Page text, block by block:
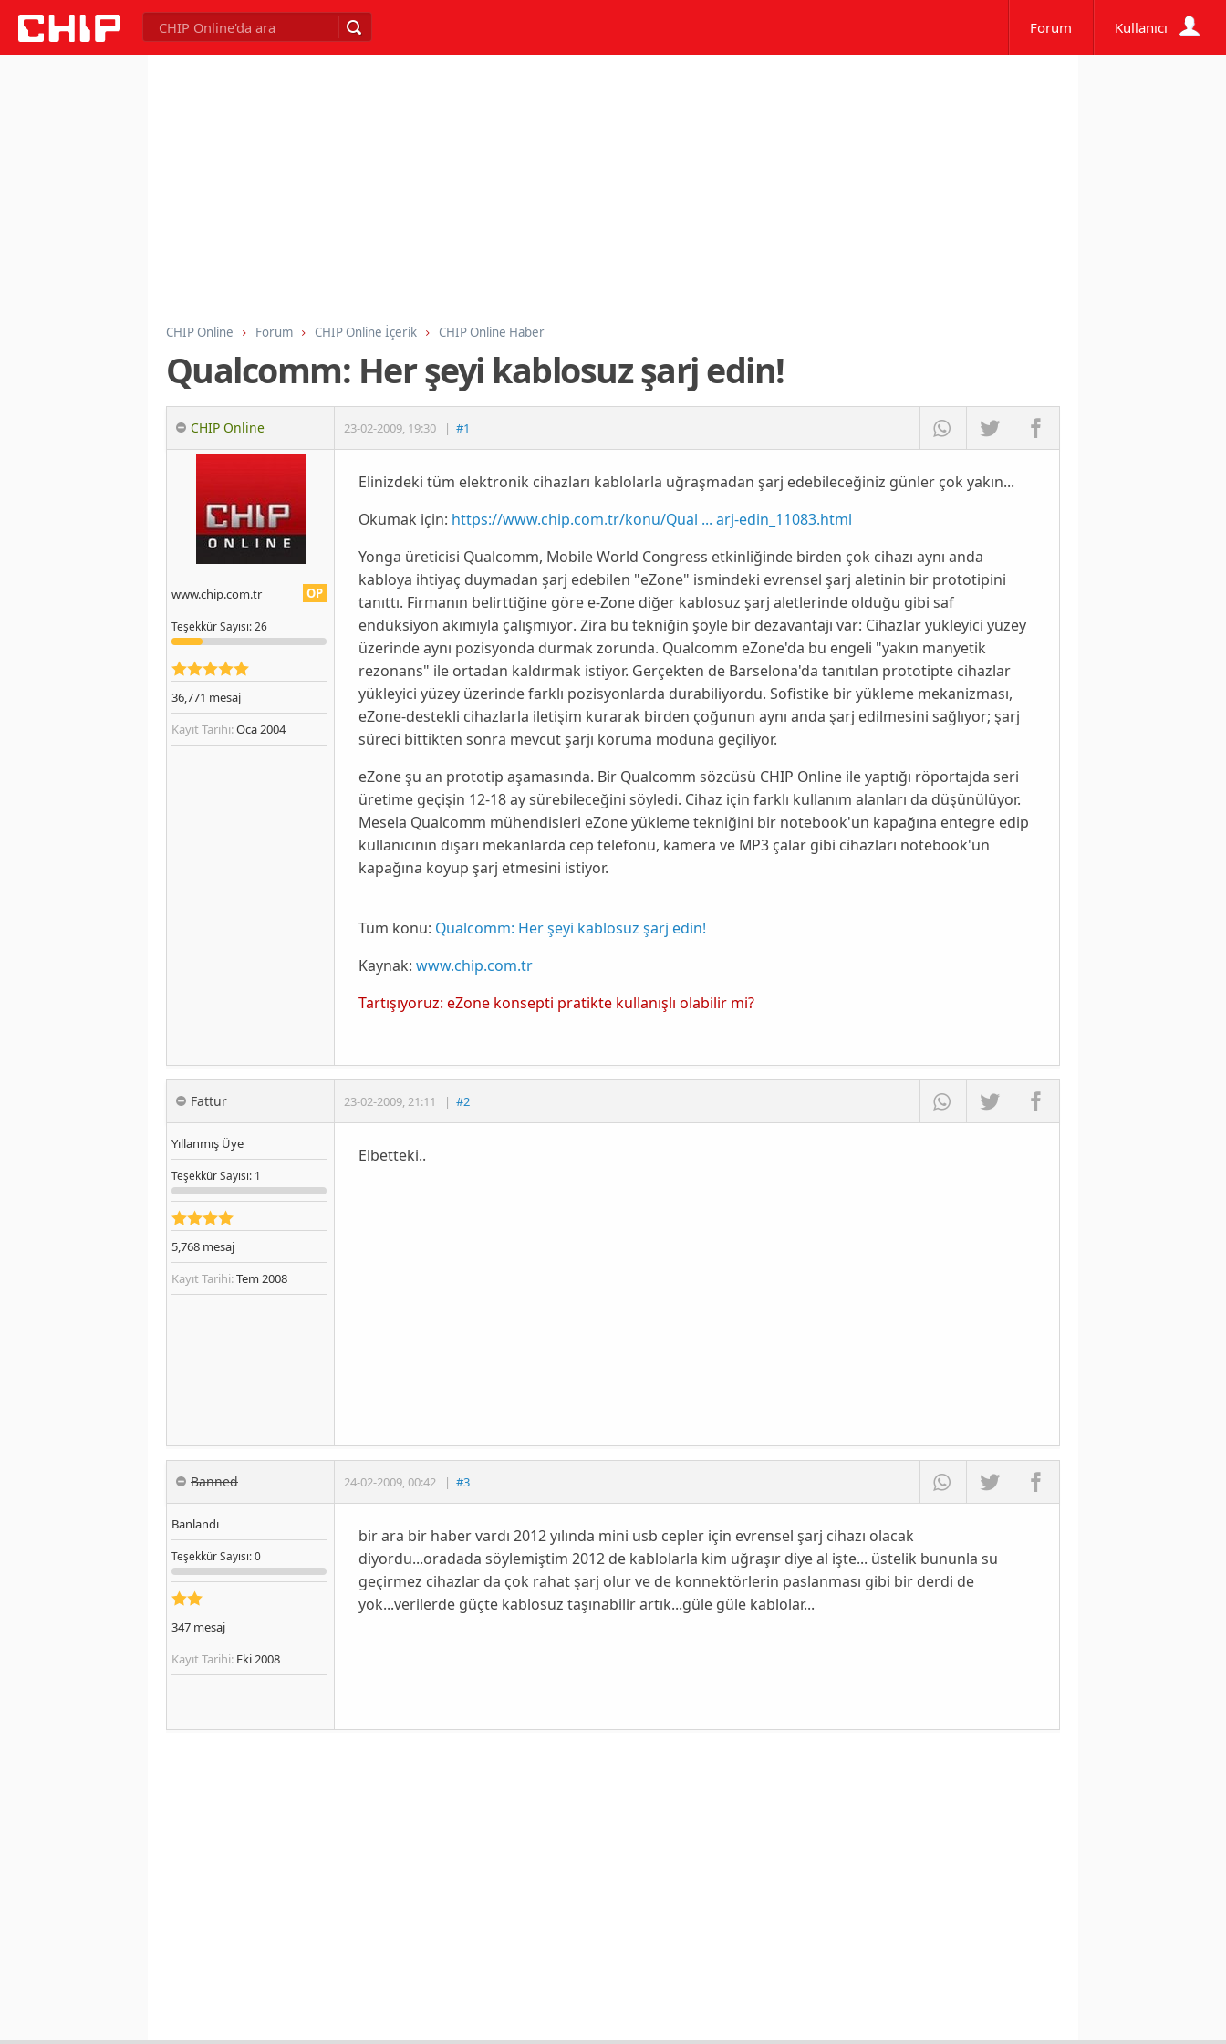
Forum Kullanıcı
CHIP Online Forum CHIP Online İçerik CHIP Online Haber
Qualcomm: Her şeyi kablosuz şarj edin!
CHIP Online 23-02-2009, 19:30 | #1
OP
www.chip.com.tr
TeşekkürSayısı: 26
36,771 mesaj
Kayıt Tarihi:Oca 2004
Elinizdeki tüm elektronik cihazları kablolarla uğraşmadan şarj edebileceğiniz günler çok yakın...
Okumak için: https://www.chip.com.tr/konu/Qual ... arj-edin_11083.html
Yonga üreticisi Qualcomm, Mobile World Congress etkinliğinde birden çok cihazı aynı anda
kabloya ihtiyaç duymadan şarj edebilen "eZone" ismindeki evrensel şarj aletinin bir prototipini
tanıttı. Firmanın belirttiğine göre e-Zone diğer kablosuz şarj aletlerinde olduğu gibi saf
endüksiyon akımıyla çalışmıyor. Zira bu tekniğin şöyle bir dezavantajı var: Cihazlar yükleyici yüzey
üzerinde aynı pozisyonda durmak zorunda. Qualcomm eZone'da bu engeli "yakın manyetik
rezonans" ile ortadan kaldırmak istiyor. Gerçekten de Barselona'da tanıtılan prototipte cihazlar
yükleyici yüzey üzerinde farklı pozisyonlarda durabiliyordu. Sofistike bir yükleme mekanizması,
eZone-destekli cihazlarla iletişim kurarak birden çoğunun aynı anda şarj edilmesini sağlıyor; şarj
süreci bittikten sonra mevcut şarjı koruma moduna geçiliyor.
eZone şu an prototip aşamasında. Bir Qualcomm sözcüsü CHIP Onlineile yaptığı röportajda seri
üretime geçişin 12-18 aysürebileceğini söyledi. Cihaz için farklı kullanım alanları da düşünülüyor.
Mesela Qualcomm mühendisleri eZone yükleme tekniğini bir notebook'un kapağına entegre edip
kullanıcının dışarı mekanlarda cep telefonu, kamera ve MP3 çalar gibi cihazları notebook'un
kapağına koyup şarj etmesini istiyor.
Tüm konu: Qualcomm: Her şeyi kablosuz şarj edin!
Kaynak: www.chip.com.tr
Tartışıyoruz: eZone konsepti pratikte kullanışlı olabilir mi?
Fattur 23-02-2009,21:11 | #2
Yıllanmış Üye
TeşekkürSayısı: 1
5,768 mesaj
Kayıt Tarihi:Tem 2008
Elbetteki..
Banned 24-02-2009,00:42 | #3
Banlandı
TeşekkürSayısı: 0
347 mesaj
Kayıt Tarihi: Eki 2008
bir ara bir haber vardı 2012 yılında mini usb cepler için evrensel şarj cihazı olacak
diyordu...oradada söylemiştim 2012 de kablolarla kim uğraşır diye al işte... üstelik bununla su
geçirmez cihazlar da çok rahat şarj olur ve de konnektörlerin paslanması gibi bir derdi de
yok...verilerde güçte kablosuz taşınabilir artık...güle güle kablolar...